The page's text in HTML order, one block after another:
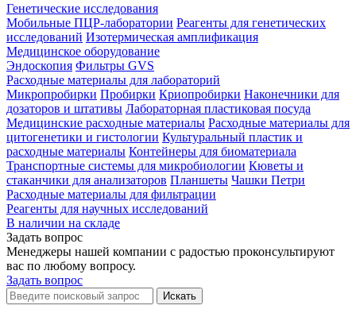
Генетические исследования
Мобильные ПЦР-лаборатории Реагенты для генетических
исследований Изотермическая амплификация
Медицинское оборудование
Эндоскопия Фильтры GVS
Расходные материалы для лабораторий
Микропробирки Пробирки Криопробирки Наконечники для
дозаторов и штативы Лабораторная пластиковая посуда
Медицинские расходные материалы Расходные материалы для
цитогенетики и гистологии Культуральный пластик и
расходные материалы Контейнеры для биоматериала
Транспортные системы для микробиологии Кюветы и
стаканчики для анализаторов Планшеты Чашки Петри
Расходные материалы для фильтрации
Реагенты для научных исследований
В наличии на складе
Задать вопрос
Менеджеры нашей компании с радостью проконсультируют
вас по любому вопросу.
Задать вопрос
Искать